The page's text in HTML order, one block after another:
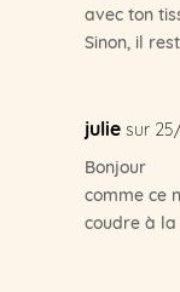
avec ton
Sinon, il
julie sur
Bonjour
comme ce
coudre à la